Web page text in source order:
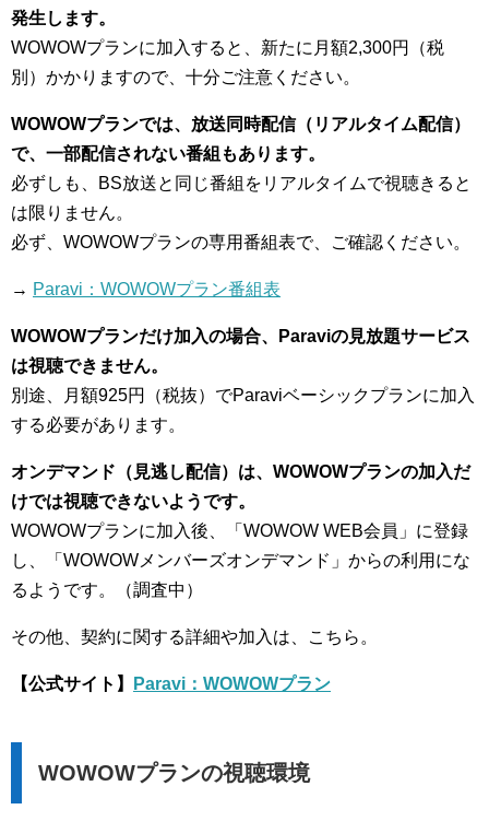
発生します。
WOWOWプランに加入すると、新たに月額2,300円（税
別）かかりますので、十分ご注意ください。
WOWOWプランでは、放送同時配信（リアルタイム配信）
で、一部配信されない番組もあります。
必ずしも、BS放送と同じ番組をリアルタイムで視聴きると
は限りません。
必ず、WOWOWプランの専用番組表で、ご確認ください。
→ Paravi：WOWOWプラン番組表
WOWOWプランだけ加入の場合、Paraviの見放題サービス
は視聴できません。
別途、月額925円（税抜）でParaviベーシックプランに加入
する必要があります。
オンデマンド（見逃し配信）は、WOWOWプランの加入だ
けでは視聴できないようです。
WOWOWプランに加入後、「WOWOW WEB会員」に登録
し、「WOWOWメンバーズオンデマンド」からの利用にな
るようです。（調査中）
その他、契約に関する詳細や加入は、こちら。
【公式サイト】 Paravi：WOWOWプラン
WOWOWプランの視聴環境